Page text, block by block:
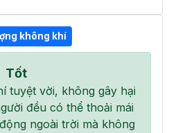
không khí
Tốt
tuyệt vời, không gây hại
đều có thể thoải mái
ngoài trời mà không